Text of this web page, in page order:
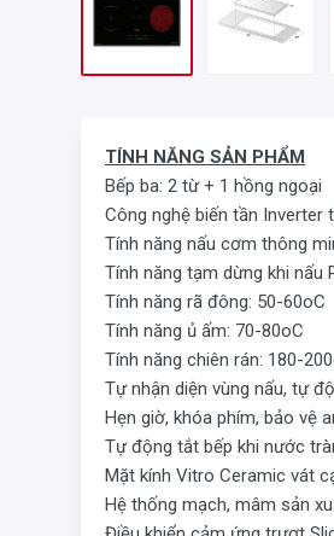
TÍNH NĂNG SẢN PHẨM
Bếp ba: 2 từ + 1 hồng ngoại
Công nghệ biến tần Inverter
Tính năng nấu cơm thông
Tính năng tạm dừng khi nấu
Tính năng rã đông: 50-60oC
Tính năng ủ ấm: 70-80oC
Tính năng chiên rán: 180-
Tự nhận diện vùng nấu, tự
Hẹn giờ, khóa phím, bảo vệ
Tự động tắt bếp khi nước
Mặt kính Vitro Ceramic vát
Hệ thống mạch, mâm sản